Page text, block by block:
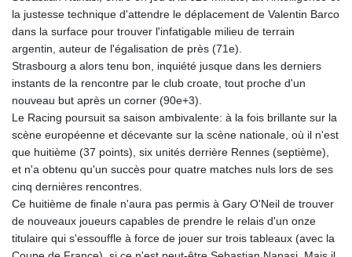
la justesse technique d'attendre le déplacement de Valentin Barco
dans la surface pour trouver l'infatigable milieu de terrain
argentin, auteur de l'égalisation de près (71e).
Strasbourg a alors tenu bon, inquiété jusque dans les derniers
instants de la rencontre par le club croate, tout proche d'un
nouveau but après un corner (90e+3).
Le Racing poursuit sa saison ambivalente: à la fois brillante sur la
scène européenne et décevante sur la scène nationale, où il n'est
que huitième (37 points), six unités derrière Rennes (septième),
et n'a obtenu qu'un succès pour quatre matches nuls lors de ses
cinq dernières rencontres.
Ce huitième de finale n'aura pas permis à Gary O'Neil de trouver
de nouveaux joueurs capables de prendre le relais d'un onze
titulaire qui s'essouffle à force de jouer sur trois tableaux (avec la